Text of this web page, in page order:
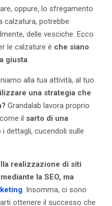
oppure, lo sfregamento
calzatura, potrebbe
delle vesciche. Ecco
le calzature è che siano
giusta.
alla tua attività, al tuo
una strategia che
Grandalab lavora proprio
il sarto di una
dettagli, cucendoli sulle
realizzazione di siti
la SEO, ma
. Insomma, ci sono
ottenere il successo che